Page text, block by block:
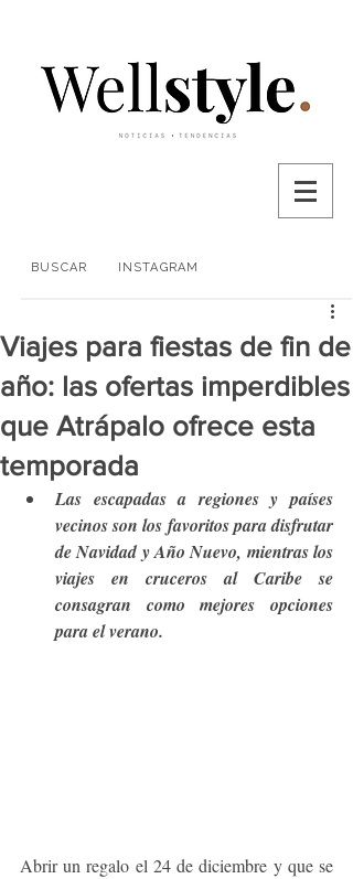
BUSCAR INSTAGRAM
Viajes para fiestas de fin de
año: las ofertas imperdibles
que Atrápalo ofrece esta
temporada
Las escapadas a regiones y países
vecinos son los favoritos para disfrutar
de Navidad y Año Nuevo, mientras los
viajes en cruceros al Caribe se
consagran como mejores opciones
para el verano.
Abrir un regalo el 24 de diciembre y que se